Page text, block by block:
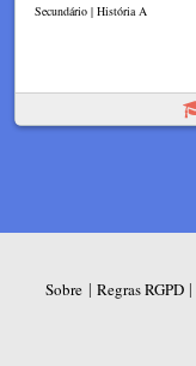
Secundário | História A
Sobre | Regras RGPD|